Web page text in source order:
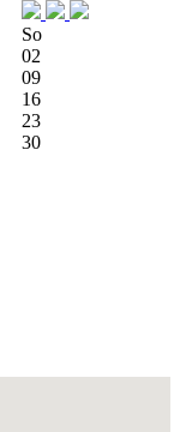
So
02
09
16
23
30